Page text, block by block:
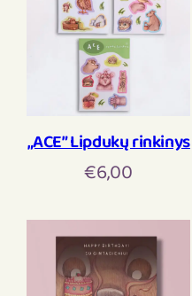
„ACE” Lipdukų rinkinys
€6,00